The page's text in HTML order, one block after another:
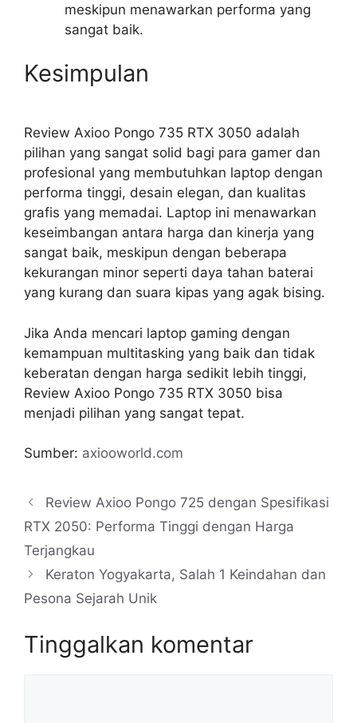
meskipun menawarkan performa yang
sangat baik.
Kesimpulan
Review Axioo Pongo 735 RTX 3050 adalah
pilihan yang sangat solid bagi para gamer dan
profesional yang membutuhkan laptop dengan
performa tinggi, desain elegan, dan kualitas
grafis yang memadai. Laptop ini menawarkan
keseimbangan antara harga dan kinerja yang
sangat baik, meskipun dengan beberapa
kekurangan minor seperti daya tahan baterai
yang kurang dan suara kipas yang agak bising.
Jika Anda mencari laptop gaming dengan
kemampuan multitasking yang baik dan tidak
keberatan dengan harga sedikit lebih tinggi,
Review Axioo Pongo 735 RTX 3050 bisa
menjadi pilihan yang sangat tepat.
Sumber: axiooworld.com
Review Axioo Pongo 725 dengan Spesifikasi
RTX 2050: Performa Tinggi dengan Harga
Terjangkau
Keraton Yogyakarta, Salah 1 Keindahan dan
Pesona Sejarah Unik
Tinggalkan komentar